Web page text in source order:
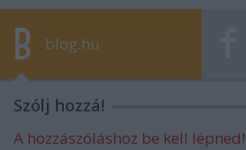
blog.hu
Szólj hozzá!
A hozzászóláshoz be kell lépned!